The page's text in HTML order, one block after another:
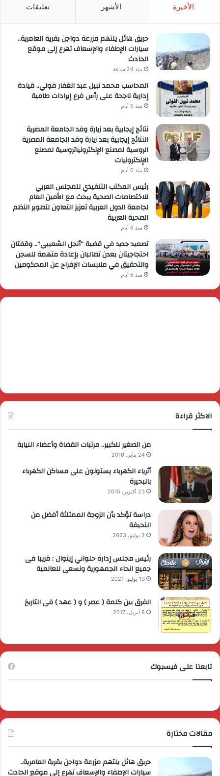
الأخيرة الأشهر تعليقات
حريق هائل يلتهم مزرعة دواجن بقرية العامرية..
سيارات الإطفاء والإسعاف تهرع إلى موقع
الحادث
منذ 24 ساعة
المحاسب محمد نبيل عبد الغفار فولي.. قيادة
إدارية ناجحة على رأس فرع إيرادات طامية
منذ 5 أيام
نتائج إيجابية بعد زيارة وفد الجامعة المصرية
النتائج إيجابية بعد زيارة وفد الجامعة المصرية
الروسية لمصنع الإلكترونياتروسية لمصنع
الإلكترونيات
منذ 6 أيام
رئيس المكتب التنفيذي للمجلس العربي
للاختصاصات الصحية يبحث مع الأمين العام
لجامعة الدول العربية تعزيز التعاون لتطوير النظم
الصحية العربية
منذ 6 أيام
تصعيد جديد في قضية “أنجل الشعيبي”.. وقفتان
احتجاجيتان بعدن تطالبان بإعادة متهمة للسجن
والتحقيق في ملابسات الإفراج عن المحكومين
منذ 6 أيام
الاكثر قراءة
من الصغير للكبير.. مرتبات القضاة وأعضاء النيابة
24 يناير، 2016
أثرياء الكهرباء يستولون على مساكن الكهرباء
بالبحيرة
23 أكتوبر، 2015
دراسة تؤكد بأن الزوجة الممتلئة أفضل من
النحيفة
2 يوليو، 2023
رئيس مجلس إدارة حلواني إيتوال : قريبا فى
جميع انحاء الجمهورية ونسعى للعالمية
19 يوليو، 2021
الفرق بين كلمة ( عصر ) و ( عهد ) فى التاريخ
8 أبريل، 2017
تابعنا على فيسبوك
مقالات مختارة
حريق هائل يلتهم مزرعة دواجن بقرية العامرية..
سيارات الإطفاء والإسعاف تهرع إلى موقع الحادث